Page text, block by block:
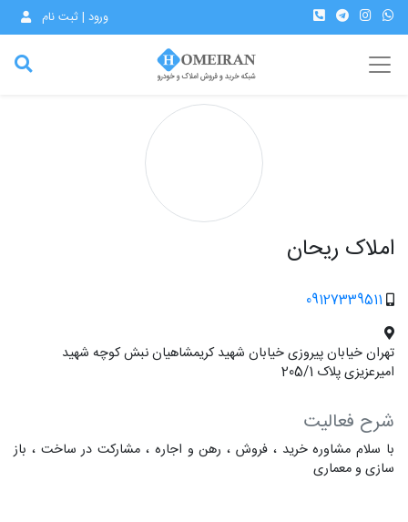
ورود | ثبت نام
املاک ریحان
09127339511
تهران خیابان پیروزی خیابان شهید کریمشاهیان نبش کوچه شهید
امیرعزیزی پلاک 205/1
شرح فعالیت
با سلام مشاوره خرید ، فروش ، رهن و اجاره ، مشارکت در ساخت ، باز
سازی و معماری